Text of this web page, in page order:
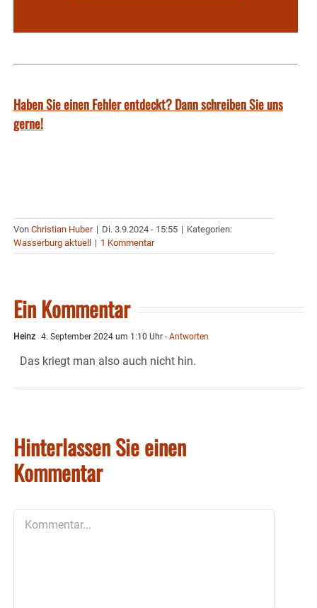
Haben Sie einen Fehler entdeckt? Dann schreiben Sie uns
gerne!
Von Christian Huber | Di. 3.9.2024 - 15:55 | Kategorien:
Wasserburg aktuell
| 1 Kommentar
Ein Kommentar
Heinz 4. September 2024 um 1:10 Uhr - Antworten
Das kriegt man also auch nicht hin.
Hinterlassen Sie einen
Kommentar